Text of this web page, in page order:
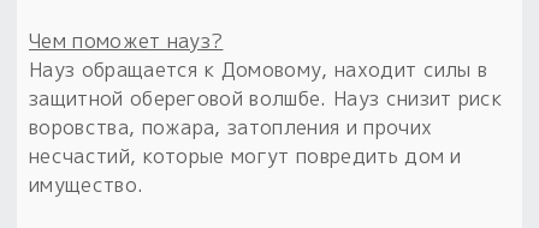
Чем поможет науз?
Науз обращается к Домовому, находит силы в
защитной обереговой волшбе. Науз снизит риск
воровства, пожара, затопления и прочих
несчастий, которые могут повредить дом и
имущество.